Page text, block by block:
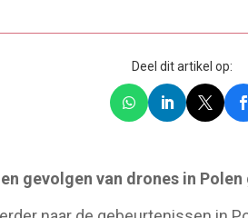
Deel dit artikel op:
gevolgen van drones in